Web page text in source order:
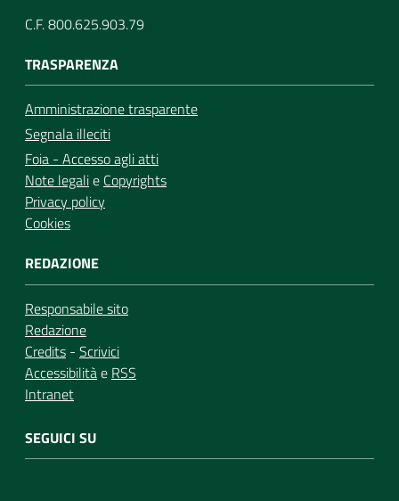
C.F. 800.625.903.79
TRASPARENZA
Amministrazione trasparente
Segnala illeciti
Foia - Accesso agli atti
Note legalie Copyrights
Privacy policy
Cookies
REDAZIONE
Responsabile sito
Redazione
Credits - Scrivici
Accessibilitàe RSS
Intranet
SEGUICI SU